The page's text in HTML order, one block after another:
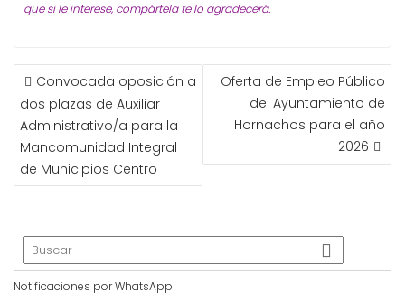
que si le interese, compártela te lo agradecerá.
NAVEGACIÓN
DE
ENTRADAS
Convocada oposición a
dos plazas de Auxiliar
Administrativo/a para la
Mancomunidad Integral
de Municipios Centro
Oferta de Empleo Público
del Ayuntamiento de
Hornachos para el año
2026
Notificaciones por WhatsApp